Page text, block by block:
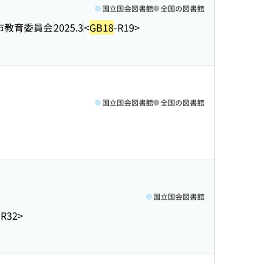
教育委員会2025.3<GB18-R19>
国立国会図書館 全国の図書館
国立国会図書館 全国の図書館
国立国会図書館